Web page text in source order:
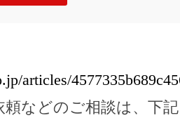
articles/
頼などのご相談は、下記